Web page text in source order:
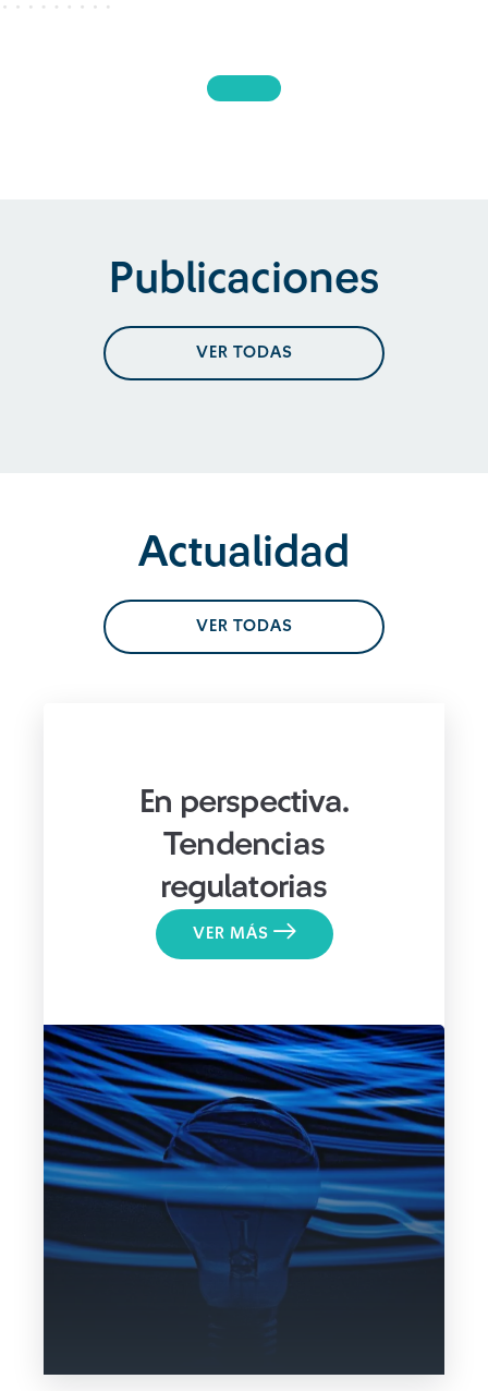
Publicaciones
VER TODAS
Actualidad
VER TODAS
En perspectiva.
Tendencias
regulatorias
VER MÁS